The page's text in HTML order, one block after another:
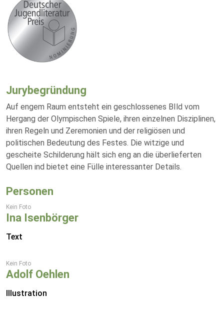
Jurybegründung
Auf engem Raum entsteht ein geschlossenes BIld vom
Hergang der Olympischen Spiele, ihren einzelnen Disziplinen,
ihren Regeln und Zeremonien und der religiösen und
politischen Bedeutung des Festes. Die witzige und
gescheite Schilderung hält sich eng an die überlieferten
Quellen ind bietet eine Fülle interessanter Details.
Personen
Kein Foto
Ina Isenbörger
Text
Kein Foto
Adolf Oehlen
Illustration